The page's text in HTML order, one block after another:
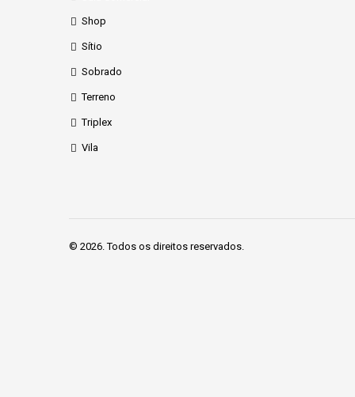
Shop
Sítio
Sobrado
Terreno
Triplex
Vila
© 2026. Todos os direitos reservados.